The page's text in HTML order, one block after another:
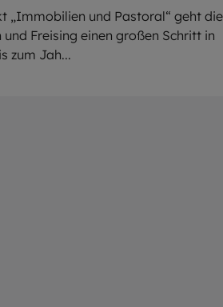
„Immobilien und Pastoral“ geht die
und Freising einen großen Schritt in
zum Jah...